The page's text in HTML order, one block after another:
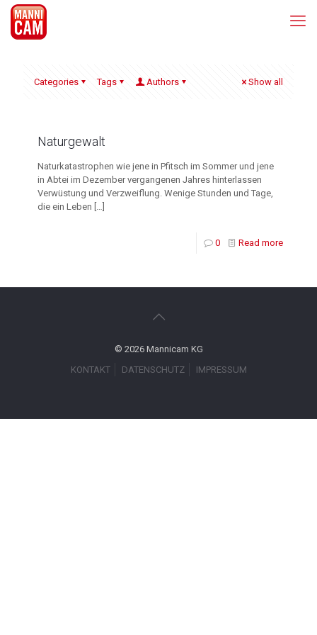
Categories Tags Authors Show all
Naturgewalt
Naturkatastrophen wie jene in Pfitsch im Sommer und jene
in Abtei im Dezember vergangenen Jahres hinterlassen
Verwüstung und Verzweiflung. Wenige Stunden und Tage,
die ein Leben […]
0 Read more
© 2026 Mannicam KG
KONTAKT
DATENSCHUTZ IMPRESSUM